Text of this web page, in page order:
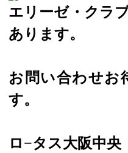
エリーゼ・クラ
あります。
お問い合わせお
す。
ロ−タス大阪中央